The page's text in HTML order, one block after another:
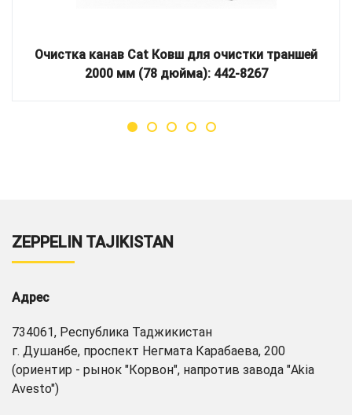
Очистка канав Cat Ковш для очистки траншей
2000 мм (78 дюйма): 442-8267
ZEPPELIN TAJIKISTAN
Адрес
734061, Республика Таджикистан
г. Душанбе, проспект Негмата Карабаева, 200
(ориентир - рынок "Корвон", напротив завода "Akia
Avesto")